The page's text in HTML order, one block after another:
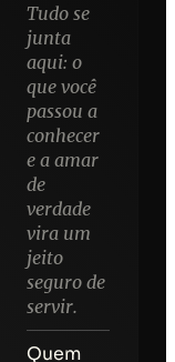
Tudo se
junta
aqui: o
que você
passou a
conhecer
e a amar
de
verdade
vira um
jeito
seguro de
servir.
Quem